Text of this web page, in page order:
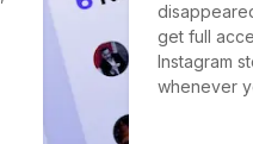
get full
Instagram
whenever